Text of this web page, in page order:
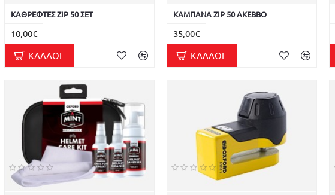
ΚΑΘΡΕΦΤΕΣ ZIP 50 ΣΕΤ
10,00€
ΚΑΛΆΘΙ
ΚΑΜΠΑΝΑ ZIP 50 AKEBBO
35,00€
ΚΑΛΆΘΙ